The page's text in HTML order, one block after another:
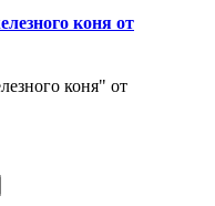
коня от
коня" от